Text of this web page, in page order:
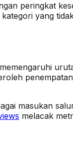
peringkat
yang
masukan
melacak